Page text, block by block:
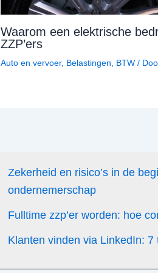
Waarom een elektrische
ZZP’ers
Auto en vervoer, Belastingen, BTW/
Zekerheid en risico’s in de
ondernemerschap
Fulltime zzp’er worden: hoe
Klanten vinden via LinkedIn: 7